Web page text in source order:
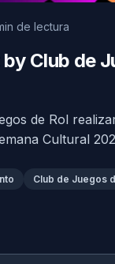
de lectura
Club de
de Rol
Cultural
Club de Juegos